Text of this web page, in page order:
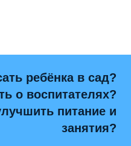
ребёнка в сад?
о воспитателях?
питание и
занятия?